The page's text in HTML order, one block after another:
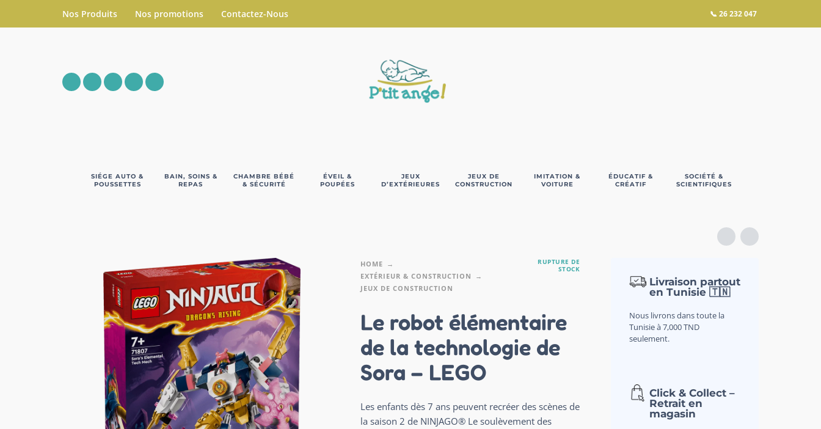
Nos Produits Nos promotions Contactez-Nous 📞 26 232 047
SIÉGE AUTO &
POUSSETTES
BAIN, SOINS &
REPAS
CHAMBRE BÉBÉ
& SÉCURITÉ
ÉVEIL &
POUPÉES
JEUX
D’EXTÉRIEURES
JEUX DE
CONSTRUCTION
IMITATION &
VOITURE
ÉDUCATIF &
CRÉATIF
SOCIÉTÉ &
SCIENTIFIQUES
HOME
EXTÉRIEUR & CONSTRUCTION
JEUX DE CONSTRUCTION
RUPTURE DE
STOCK
Le robot élémentaire
de la technologie de
Sora – LEGO
Les enfants dès 7 ans peuvent recréer des scènes de
la saison 2 de NINJAGO® Le soulèvement des
Livraison partout
en Tunisie 🇹🇳
Nous livrons dans toute la
Tunisie à 7,000 TND
seulement.
Click & Collect –
Retrait en
magasin